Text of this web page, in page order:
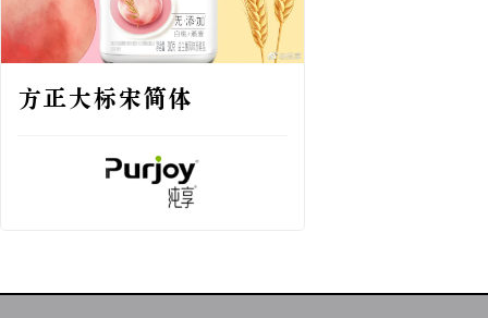
方正大标宋简体